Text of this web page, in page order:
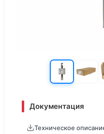
Документация
Техническое